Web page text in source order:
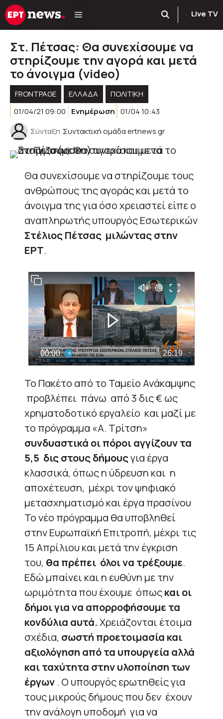
Μετάβαση
σε
Live TV
Στ. Πέτσας: Θα συνεχίσουμε να
στηρίζουμε την αγορά και μετά
το άνοιγμα (video)
FRONTPAGE ΕΛΛΑΔΑ
ΠΟΛΙΤΙΚΉ
01/04/21 09:00
Ενημέρωση 01/04 10:43
Σύνταξη Συντακτική ομάδα ertnews.gr
Θα συνεχίσουμε να στηρίζουμε τους
ανθρώπους της αγοράς και μετά το
άνοιγμα της για όσο χρειαστεί είπε ο
αναπληρωτής υπουργός Εσωτερικών
Στέλιος Πέτσας μιλώντας στην
ΕΡΤ.
Το Πακέτο από το Ταμείο Ανάκαμψης
προβλέπει πάνω από 3 δις € ως
χρηματοδοτικό εργαλείο και μαζί με
το πρόγραμμα «Α. Τρίτση»
συνδυαστικά οι πόροι αγγίζουν τα
5,5 δις στους δήμουςγια έργα
κλασσικά, όπως η ύδρευση και η
αποχέτευση, μέχρι τον ψηφιακό
μετασχηματισμό και έργα πρασίνου
Το νέο πρόγραμμα θα υποβληθεί
στην Ευρωπαϊκή Επιτροπή, μέχρι τις
15 Απρίλιου και μετά την έγκριση
του, θα πρέπει όλοι να τρέξουμε.
Εδώ μπαίνει και η ευθύνη με την
ωριμότητα που έχουμε όπωςκαι οι
δήμοι για να απορροφήσουμε τα
κονδύλια αυτά.Χρειάζονται έτοιμα
σχέδια, σωστή προετοιμασία και
αξιολόγηση από τα υπουργεία αλλά
και ταχύτητα στην υλοποίηση των
έργων . Ο υπουργός ερωτηθείς για
τους μικρούς δήμους που δεν έχουν
την ανάλογη υποδομή για να